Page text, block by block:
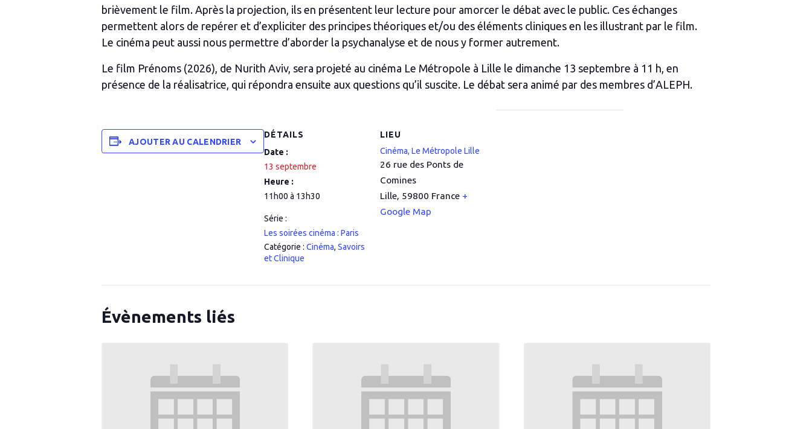
brièvement le film. Après la projection, ils en présentent leur lecture pour amorcer le débat avec le public. Ces échanges
permettent alors de repérer et d’expliciter des principes théoriques et/ou des éléments cliniques en les illustrant par le film.
Le cinéma peut aussi nous permettre d’aborder la psychanalyse et de nous y former autrement.
Le film Prénoms (2026), de Nurith Aviv, sera projeté au cinéma Le Métropole à Lille le dimanche 13 septembre à 11 h, en
présence de la réalisatrice, qui répondra ensuite aux questions qu’il suscite. Le débat sera animé par des membres d’ALEPH.
AJOUTER AU CALENDRIER
DÉTAILS
Date :
13 septembre
Heure :
11h00 à 13h30
Série :
Les soirées cinéma : Paris
Catégorie :Cinéma,Savoirs
et Clinique
LIEU
Cinéma, Le Métropole Lille
26 rue des Ponts de
Comines
Lille, 59800 France +
Google Map
Évènements liés